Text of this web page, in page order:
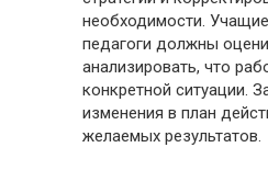
необходимости.
педагоги должны
анализировать, что
конкретной ситуации.
изменения в план
желаемых результатов.